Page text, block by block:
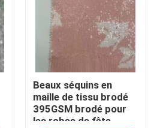
Beaux séquins en
maille de tissu brodé
395GSM brodé pour
les robes de fête